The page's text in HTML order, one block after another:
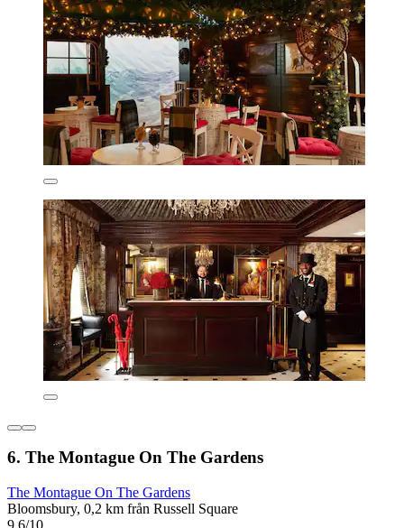
6. The Montague On The Gardens
The Montague On The Gardens
Bloomsbury, 0,2 km från Russell Square